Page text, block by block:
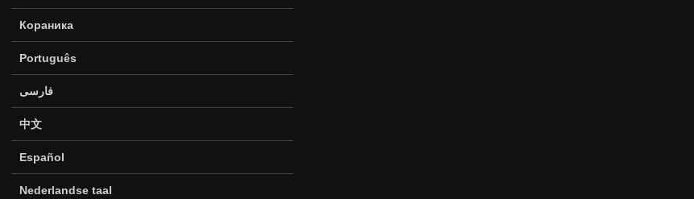
Кораника
Português
فارسی
中文
Español
Nederlandse taal